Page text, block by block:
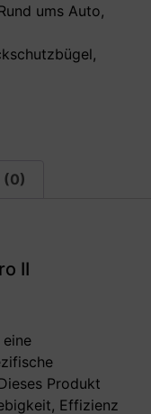
ums Auto,
,
(0)
II
Produkt
Effizienz